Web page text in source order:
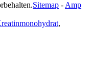
Sitemap - Amp
,